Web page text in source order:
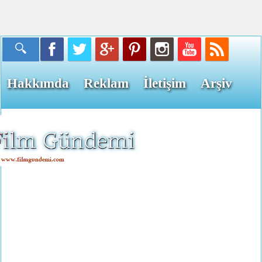
Hakkımda Reklam İletişim Arşiv